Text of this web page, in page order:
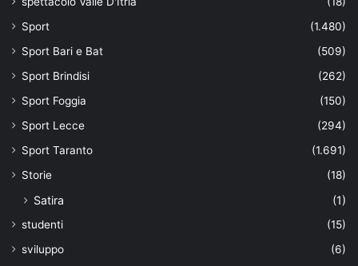
Sport
(1.480)
Sport Bari e Bat
(509)
Sport Brindisi
(262)
Sport Foggia
(150)
Sport Lecce
(294)
Sport Taranto
(1.691)
Storie
(18)
Satira (1)
studenti
(15)
sviluppo
(6)